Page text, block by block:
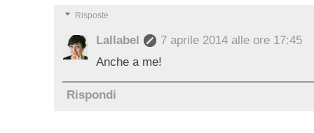
Risposte
Lallabel
7 aprile 2014 alle ore 17:45
Anche a me!
Rispondi